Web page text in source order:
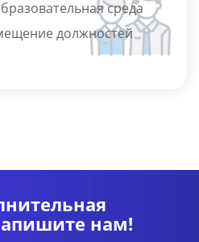
среда
должностей
нам!